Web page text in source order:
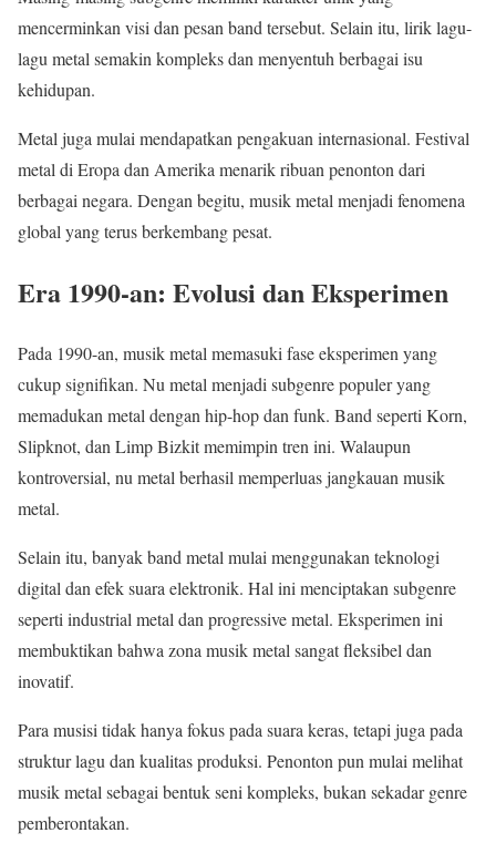
mencerminkan visi dan pesan band tersebut. Selain itu, lirik lagu-
lagu metal semakin kompleks dan menyentuh berbagai isu
kehidupan.
Metal juga mulai mendapatkan pengakuan internasional. Festival
metal di Eropa dan Amerika menarik ribuan penonton dari
berbagai negara. Dengan begitu, musik metal menjadi fenomena
global yang terus berkembang pesat.
Era 1990-an: Evolusi dan Eksperimen
Pada 1990-an, musik metal memasuki fase eksperimen yang
cukup signifikan. Nu metal menjadi subgenre populer yang
memadukan metal dengan hip-hop dan funk. Band seperti Korn,
Slipknot, dan Limp Bizkit memimpin tren ini. Walaupun
kontroversial, nu metal berhasil memperluas jangkauan musik
metal.
Selain itu, banyak band metal mulai menggunakan teknologi
digital dan efek suara elektronik. Hal ini menciptakan subgenre
seperti industrial metal dan progressive metal. Eksperimen ini
membuktikan bahwa zona musik metal sangat fleksibel dan
inovatif.
Para musisi tidak hanya fokus pada suara keras, tetapi juga pada
struktur lagu dan kualitas produksi. Penonton pun mulai melihat
musik metal sebagai bentuk seni kompleks, bukan sekadar genre
pemberontakan.